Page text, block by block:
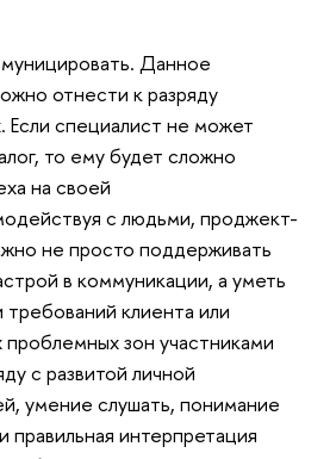
Данное
отнести к разряду
Если специалист не может
то ему будет сложно
на своей
с людьми, проджект-
не просто поддерживать
в коммуникации, а уметь
клиента или
зон участниками
с развитой личной
умение слушать, понимание
правильная интерпретация